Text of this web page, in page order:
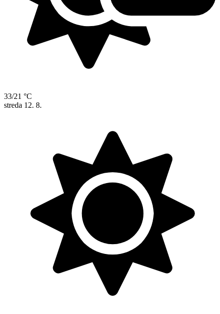
33/21 °C
streda 12. 8.